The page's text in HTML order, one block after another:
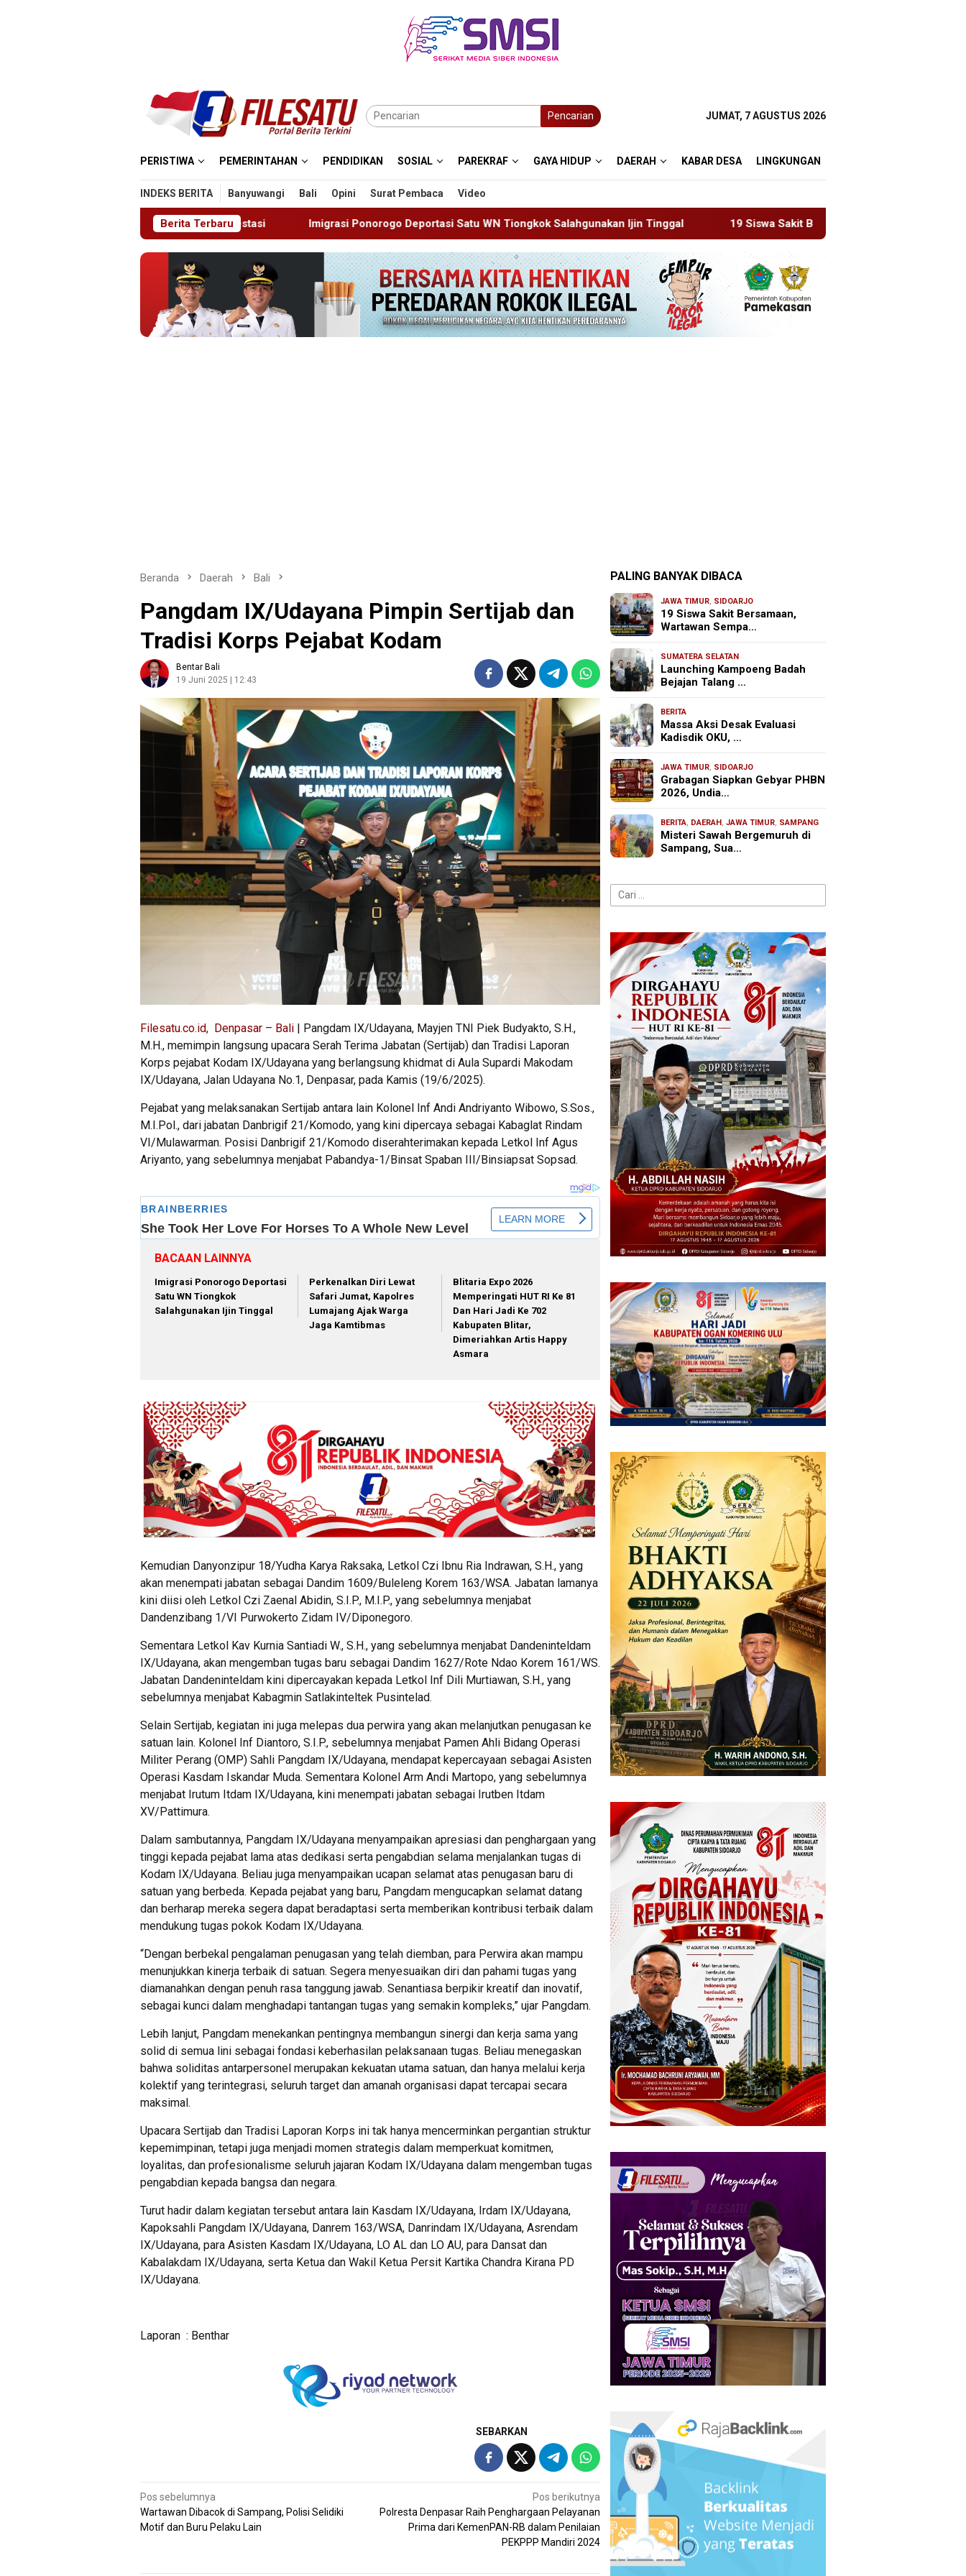
Pencarian JUMAT, 7 AGUSTUS 2026
PERISTIWA PEMERINTAHAN PENDIDIKAN SOSIAL PAREKRAF GAYA HIDUP DAERAH KABAR DESA LINGKUNGAN
INDEKS BERITA Banyuwangi Bali Opini Surat Pembaca Video
Berita Terbaru
Imigrasi Ponorogo Deportasi Satu WN Tiongkok Salahgunakan Ijin Tinggal 19 Siswa Sakit Bersamaan, Wartawan Sempat Terhalang Masuk ke
Beranda Daerah Bali
Pangdam IX/Udayana Pimpin Sertijab dan
Tradisi Korps Pejabat Kodam
Bentar Bali
19 Juni 2025 | 12:43
Filesatu.co.id, Denpasar – Bali | Pangdam IX/Udayana, Mayjen TNI Piek Budyakto, S.H.,
M.H., memimpin langsung upacara Serah Terima Jabatan (Sertijab) dan Tradisi Laporan
Korps pejabat Kodam IX/Udayana yang berlangsung khidmat di Aula Supardi Makodam
IX/Udayana, Jalan Udayana No.1, Denpasar, pada Kamis (19/6/2025).
Pejabat yang melaksanakan Sertijab antara lain Kolonel Inf Andi Andriyanto Wibowo, S.Sos.,
M.I.Pol., dari jabatan Danbrigif 21/Komodo, yang kini dipercaya sebagai Kabaglat Rindam
VI/Mulawarman. Posisi Danbrigif 21/Komodo diserahterimakan kepada Letkol Inf Agus
Ariyanto, yang sebelumnya menjabat Pabandya-1/Binsat Spaban III/Binsiapsat Sopsad.
BACAAN LAINNYA
Imigrasi Ponorogo Deportasi
Satu WN Tiongkok
Salahgunakan Ijin Tinggal
Perkenalkan Diri Lewat
Safari Jumat, Kapolres
Lumajang Ajak Warga
Jaga Kamtibmas
Blitaria Expo 2026
Memperingati HUT RI Ke 81
Dan Hari Jadi Ke 702
Kabupaten Blitar,
Dimeriahkan Artis Happy
Asmara
Kemudian Danyonzipur 18/Yudha Karya Raksaka, Letkol Czi Ibnu Ria Indrawan, S.H., yang
akan menempati jabatan sebagai Dandim 1609/Buleleng Korem 163/WSA. Jabatan lamanya
kini diisi oleh Letkol Czi Zaenal Abidin, S.I.P., M.I.P., yang sebelumnya menjabat
Dandenzibang 1/VI Purwokerto Zidam IV/Diponegoro.
Sementara Letkol Kav Kurnia Santiadi W., S.H., yang sebelumnya menjabat Dandeninteldam
IX/Udayana, akan mengemban tugas baru sebagai Dandim 1627/Rote Ndao Korem 161/WS.
Jabatan Dandeninteldam kini dipercayakan kepada Letkol Inf Dili Murtiawan, S.H., yang
sebelumnya menjabat Kabagmin Satlakinteltek Pusintelad.
Selain Sertijab, kegiatan ini juga melepas dua perwira yang akan melanjutkan penugasan ke
satuan lain. Kolonel Inf Diantoro, S.I.P., sebelumnya menjabat Pamen Ahli Bidang Operasi
Militer Perang (OMP) Sahli Pangdam IX/Udayana, mendapat kepercayaan sebagai Asisten
Operasi Kasdam Iskandar Muda. Sementara Kolonel Arm Andi Martopo, yang sebelumnya
menjabat Irutum Itdam IX/Udayana, kini menempati jabatan sebagai Irutben Itdam
XV/Pattimura.
Dalam sambutannya, Pangdam IX/Udayana menyampaikan apresiasi dan penghargaan yang
tinggi kepada pejabat lama atas dedikasi serta pengabdian selama menjalankan tugas di
Kodam IX/Udayana. Beliau juga menyampaikan ucapan selamat atas penugasan baru di
satuan yang berbeda. Kepada pejabat yang baru, Pangdam mengucapkan selamat datang
dan berharap mereka segera dapat beradaptasi serta memberikan kontribusi terbaik dalam
mendukung tugas pokok Kodam IX/Udayana.
“Dengan berbekal pengalaman penugasan yang telah diemban, para Perwira akan mampu
menunjukkan kinerja terbaik di satuan. Segera menyesuaikan diri dan pahami tugas yang
diamanahkan dengan penuh rasa tanggung jawab. Senantiasa berpikir kreatif dan inovatif,
sebagai kunci dalam menghadapi tantangan tugas yang semakin kompleks,” ujar Pangdam.
Lebih lanjut, Pangdam menekankan pentingnya membangun sinergi dan kerja sama yang
solid di semua lini sebagai fondasi keberhasilan pelaksanaan tugas. Beliau menegaskan
bahwa soliditas antarpersonel merupakan kekuatan utama satuan, dan hanya melalui kerja
kolektif yang terintegrasi, seluruh target dan amanah organisasi dapat tercapai secara
maksimal.
Upacara Sertijab dan Tradisi Laporan Korps ini tak hanya mencerminkan pergantian struktur
kepemimpinan, tetapi juga menjadi momen strategis dalam memperkuat komitmen,
loyalitas, dan profesionalisme seluruh jajaran Kodam IX/Udayana dalam mengemban tugas
pengabdian kepada bangsa dan negara.
Turut hadir dalam kegiatan tersebut antara lain Kasdam IX/Udayana, Irdam IX/Udayana,
Kapoksahli Pangdam IX/Udayana, Danrem 163/WSA, Danrindam IX/Udayana, Asrendam
IX/Udayana, para Asisten Kasdam IX/Udayana, LO AL dan LO AU, para Dansat dan
Kabalakdam IX/Udayana, serta Ketua dan Wakil Ketua Persit Kartika Chandra Kirana PD
IX/Udayana.
Laporan : Benthar
SEBARKAN
Navigasi
pos
Pos sebelumnya
Wartawan Dibacok di Sampang, Polisi Selidiki
Motif dan Buru Pelaku Lain
Pos berikutnya
Polresta Denpasar Raih Penghargaan Pelayanan
Prima dari KemenPAN-RB dalam Penilaian
PEKPPP Mandiri 2024
PALING BANYAK DIBACA
JAWA TIMUR, SIDOARJO
19 Siswa Sakit Bersamaan,
Wartawan Sempa…
SUMATERA SELATAN
Launching Kampoeng Badah
Bejajan Talang …
BERITA
Massa Aksi Desak Evaluasi
Kadisdik OKU, …
JAWA TIMUR, SIDOARJO
Grabagan Siapkan Gebyar PHBN
2026, Undia…
BERITA, DAERAH ,JAWA TIMUR, SAMPANG
Misteri Sawah Bergemuruh di
Sampang, Sua…
Cari
untuk: